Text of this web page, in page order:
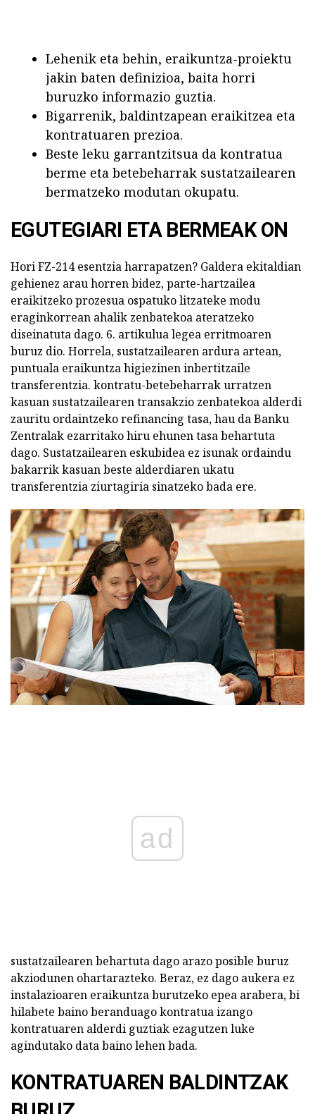
Lehenik eta behin, eraikuntza-proiektu
jakin baten definizioa, baita horri
buruzko informazio guztia.
Bigarrenik, baldintzapean eraikitzea eta
kontratuaren prezioa.
Beste leku garrantzitsua da kontratua
berme eta betebeharrak sustatzailearen
bermatzeko modutan okupatu.
EGUTEGIARI ETA BERMEAK ON
Hori FZ-214 esentzia harrapatzen? Galdera ekitaldian
gehienez arau horren bidez, parte-hartzailea
eraikitzeko prozesua ospatuko litzateke modu
eraginkorrean ahalik zenbatekoa ateratzeko
diseinatuta dago. 6. artikulua legea erritmoaren
buruz dio. Horrela, sustatzailearen ardura artean,
puntuala eraikuntza higiezinen inbertitzaile
transferentzia. kontratu-betebeharrak urratzen
kasuan sustatzailearen transakzio zenbatekoa alderdi
zauritu ordaintzeko refinancing tasa, hau da Banku
Zentralak ezarritako hiru ehunen tasa behartuta
dago. Sustatzailearen eskubidea ez isunak ordaindu
bakarrik kasuan beste alderdiaren ukatu
transferentzia ziurtagiria sinatzeko bada ere.
ad
sustatzailearen behartuta dago arazo posible buruz
akziodunen ohartarazteko. Beraz, ez dago aukera ez
instalazioaren eraikuntza burutzeko epea arabera, bi
hilabete baino beranduago kontratua izango
kontratuaren alderdi guztiak ezagutzen luke
agindutako data baino lehen bada.
KONTRATUAREN BALDINTZAK